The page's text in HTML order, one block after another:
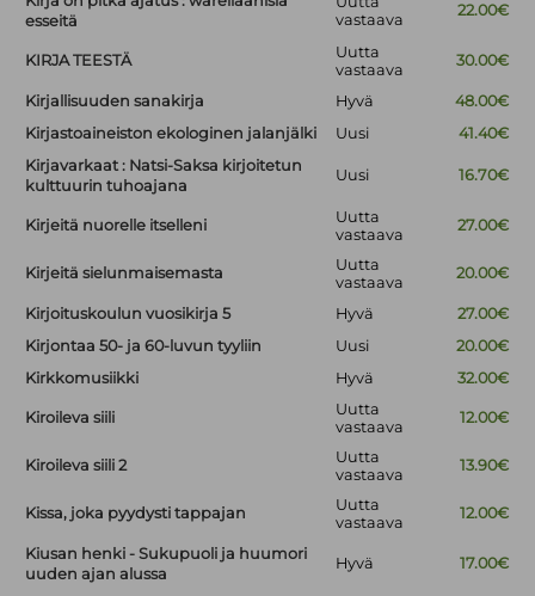
esseitä
vastaava
22.00€
KIRJA TEESTÄ
Uutta
vastaava
30.00€
Kirjallisuuden sanakirja Hyvä
48.00€
Kirjastoaineiston ekologinen jalanjälki
Uusi
41.40€
Kirjavarkaat : Natsi-Saksa kirjoitetun
kulttuurin tuhoajana
Uusi 16.70€
Kirjeitä nuorelle itselleni
Uutta
vastaava
27.00€
Kirjeitä sielunmaisemasta
Uutta
vastaava
20.00€
Kirjoituskoulun vuosikirja 5 Hyvä
27.00€
Kirjontaa 50- ja 60-luvun tyyliin
Uusi
20.00€
Kirkkomusiikki
Hyvä 32.00€
Kiroileva siili
Uutta
vastaava
12.00€
Kiroileva siili 2
Uutta
vastaava
13.90€
Kissa, joka pyydysti tappajan
Uutta
vastaava
12.00€
Kiusan henki - Sukupuoli ja huumori
uuden ajan alussa
Hyvä 17.00€